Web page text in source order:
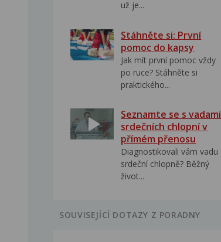
už je...
Stáhněte si: První
pomoc do kapsy
Jak mít první pomoc vždy
po ruce? Stáhněte si
praktického...
Seznamte se s vadami
srdečních chlopní v
přímém přenosu
Diagnostikovali vám vadu
srdeční chlopně? Běžný
život...
SOUVISEJÍCÍ DOTAZY Z PORADNY